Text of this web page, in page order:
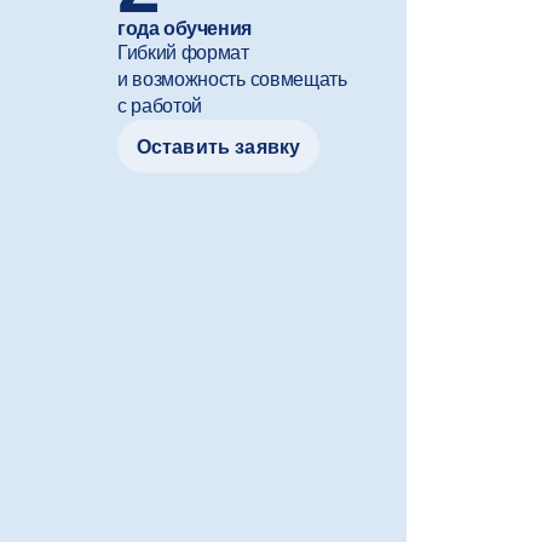
года обучения
Гибкий формат
и возможность совмещать
с работой
Оставить заявку